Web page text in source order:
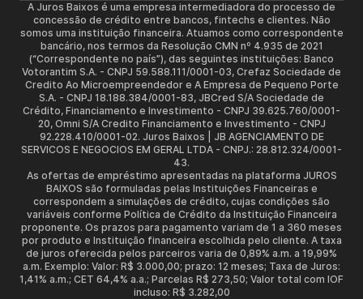
A Juros Baixos é uma empresa intermediadora do processo de
concessão de crédito entre bancos, fintechs e clientes. Não
somos uma instituição financeira. Atuamos como correspondente
bancário, nos termos da Resolução CMN nº 4.935 de 2021
(“Correspondente no país”), das seguintes instituições: Banco
Votorantim S.A. - CNPJ 59.588.111/0001-03, Crefaz Sociedade de
Credito Ao Microempreendedor e A Empresa de Pequeno Porte
S.A. - CNPJ 18.188.384/0001-83, JBCred S/A Sociedade de
Crédito, Financiamento e Investimento - CNPJ 39.625.760/0001-
20, Omni S/A Credito Financiamento e Investimento - CNPJ
92.228.410/0001-02. Juros Baixos | JB AGENCIAMENTO DE
SERVICOS E NEGOCIOS EM GERAL LTDA - CNPJ.: 28.812.324/0001-
43.
As ofertas de empréstimo apresentadas na plataforma JUROS
BAIXOS são formuladas pelas Instituições Financeiras e
correspondem a simulações de crédito, cujas condições são
variáveis conforme Política de Crédito da Instituição Financeira
proponente. Os prazos para pagamento variam de 1 a 360 meses
por produto e Instituição financeira escolhida pelo cliente. A taxa
de juros oferecida pelos parceiros varia de 0,89% a.m. a 19,99%
a.m. Exemplo: Valor: R$ 3.000,00; prazo: 12 meses; Taxa de Juros:
1,41% a.m.; CET 64,4% a.a.; Parcelas R$ 273,50; Valor total com IOF
incluso: R$ 3.282,00